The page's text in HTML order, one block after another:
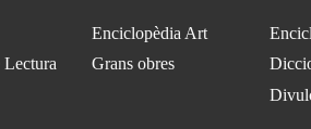
Lectura
Enciclopèdia Art
Grans obres